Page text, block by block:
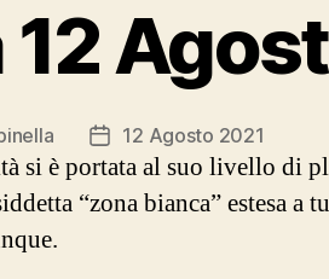
Data
dell'articolo
12 Agosto 2021
si è portata al suo livello di
“zona bianca” estesa a